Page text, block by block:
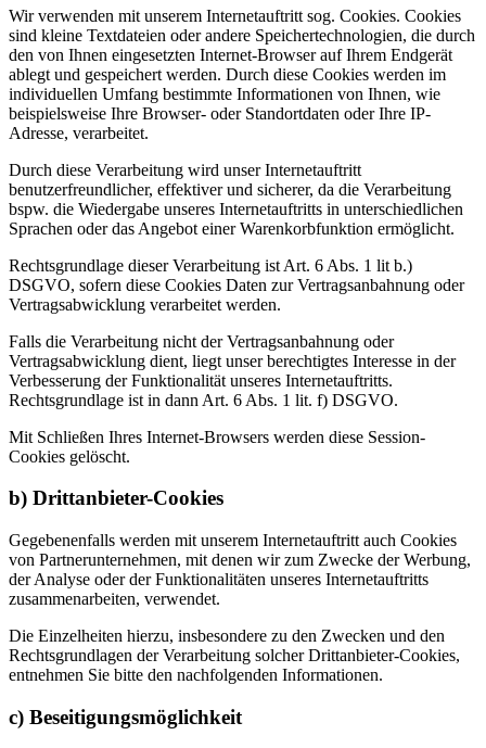
Wir verwenden mit unserem Internetauftritt sog. Cookies. Cookies
sind kleine Textdateien oder andere Speichertechnologien, die durch
den von Ihnen eingesetzten Internet-Browser auf Ihrem Endgerät
ablegt und gespeichert werden. Durch diese Cookies werden im
individuellen Umfang bestimmte Informationen von Ihnen, wie
beispielsweise Ihre Browser- oder Standortdaten oder Ihre IP-
Adresse, verarbeitet.
Durch diese Verarbeitung wird unser Internetauftritt
benutzerfreundlicher, effektiver und sicherer, da die Verarbeitung
bspw. die Wiedergabe unseres Internetauftritts in unterschiedlichen
Sprachen oder das Angebot einer Warenkorbfunktion ermöglicht.
Rechtsgrundlage dieser Verarbeitung ist Art. 6 Abs. 1 lit b.)
DSGVO, sofern diese Cookies Daten zur Vertragsanbahnung oder
Vertragsabwicklung verarbeitet werden.
Falls die Verarbeitung nicht der Vertragsanbahnung oder
Vertragsabwicklung dient, liegt unser berechtigtes Interesse in der
Verbesserung der Funktionalität unseres Internetauftritts.
Rechtsgrundlage ist in dann Art. 6 Abs. 1 lit. f) DSGVO.
Mit Schließen Ihres Internet-Browsers werden diese Session-
Cookies gelöscht.
b) Drittanbieter-Cookies
Gegebenenfalls werden mit unserem Internetauftritt auch Cookies
von Partnerunternehmen, mit denen wir zum Zwecke der Werbung,
der Analyse oder der Funktionalitäten unseres Internetauftritts
zusammenarbeiten, verwendet.
Die Einzelheiten hierzu, insbesondere zu den Zwecken und den
Rechtsgrundlagen der Verarbeitung solcher Drittanbieter-Cookies,
entnehmen Sie bitte den nachfolgenden Informationen.
c) Beseitigungsmöglichkeit